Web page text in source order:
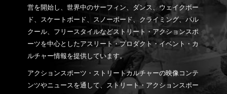
営を開始し、世界中のサーフィン、ダンス、ウェイクボー
ド、スケートボード、スノーボード、クライミング、パル
クール、フリースタイルなどストリート・アクションスポ
ーツを中心としたアスリート・プロダクト・イベント・カ
ルチャー情報を提供しています。
アクションスポーツ・ストリートカルチャーの映像コンテ
ンツやニュースを通して、ストリート・アクションスポー